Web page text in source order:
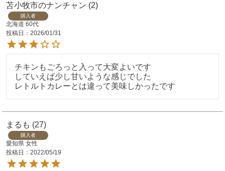
苫小牧市のナンチャン 2
購入者
北海道 60代
投稿日
2026/01/31
チキンもごろっと入って大変よいです
していえば少し甘いような感じでした
レトルトカレーとは違って美味しかったです
まるも 27
購入者
愛知県 女性
投稿日
2022/05/19